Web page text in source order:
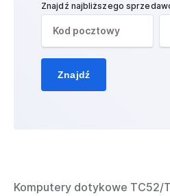
Znajdź najbliższego
Znajdź
Komputery dotykowe TC52/